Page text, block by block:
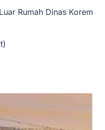
Rumah Dinas Korem